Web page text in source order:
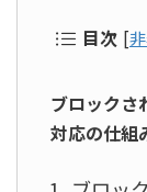
目次 [
ブロックさ
対応の仕組